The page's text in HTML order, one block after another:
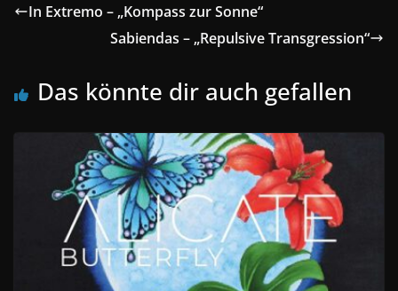
In Extremo – „Kompass zur Sonne“
Sabiendas – „Repulsive Transgression“
Das könnte dir auch gefallen